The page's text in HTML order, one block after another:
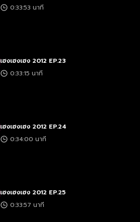
0:33:53 นาที
เฮงเฮงเฮง 2012 EP.23
0:33:15 นาที
เฮงเฮงเฮง 2012 EP.24
0:34:00 นาที
เฮงเฮงเฮง 2012 EP.25
0:33:57 นาที